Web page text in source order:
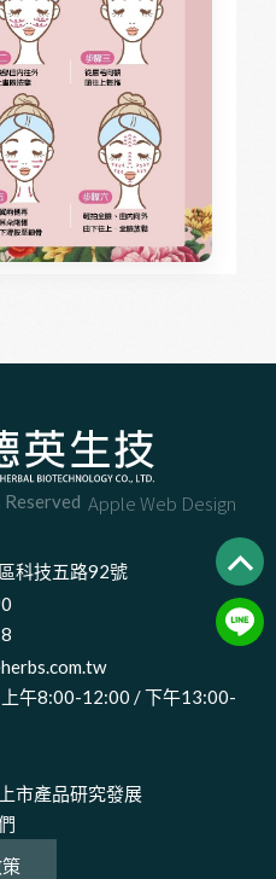
Apple Web Design
科技五路92號
午8:00-12:00 / 下午13:00-
上市產品研究發展